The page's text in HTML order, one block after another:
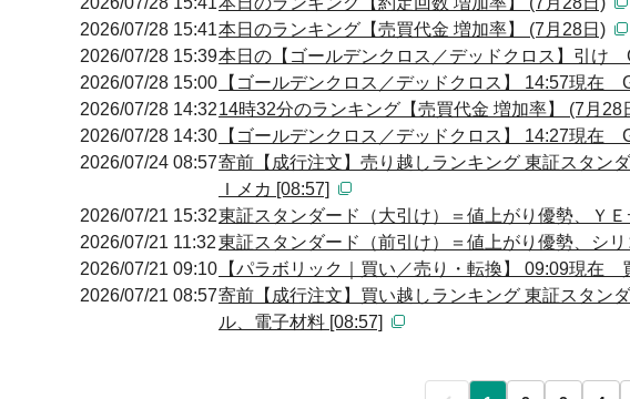
2026/07/28 15:41本日のランキング【売買代金 増加率】 (7月28日)
2026/07/28 15:39本日の【ゴールデンクロス／デッドクロス】引
2026/07/28 15:00 【ゴールデンクロス／デッドクロス】 14:57現
2026/07/28 14:3214時32分のランキング【売買代金 増加率】 (7月28
2026/07/28 14:30 【ゴールデンクロス／デッドクロス】 14:27現
2026/07/24 08:57寄前【成行注文】売り越しランキング 東証スタ
Ｉメカ [08:57]
2026/07/21 15:32東証スタンダード（大引け）＝値上がり優勢、Ｙ
2026/07/21 11:32東証スタンダード（前引け）＝値上がり優勢、シ
2026/07/21 09:10 【パラボリック｜買い／売り・転換】 09:09現
2026/07/21 08:57寄前【成行注文】買い越しランキング 東証スタ
ル、電子材料 [08:57]